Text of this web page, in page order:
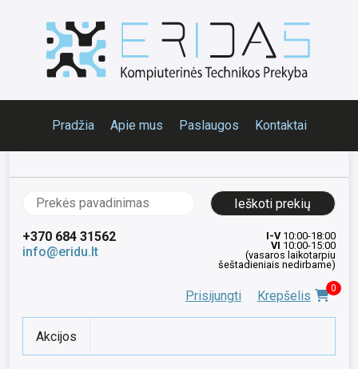
Pradžia Apie mus Paslaugos Kontaktai
Ieškoti:
+370 684 31562
info@eridu.lt
I-V10:00-18:00
VI 10:00-15:00
(vasaros laikotarpiu
šeštadieniais nedirbame)
Prisijungti Krepšelis 0
Akcijos